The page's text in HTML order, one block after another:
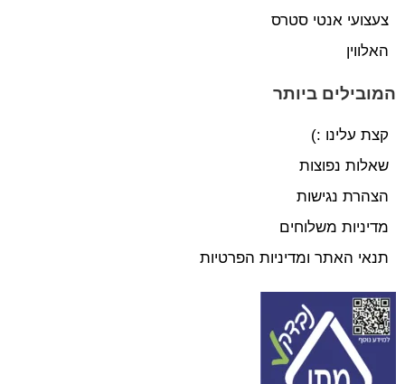
צעצועי אנטי סטרס
האלווין
המובילים ביותר
קצת עלינו :)
שאלות נפוצות
הצהרת נגישות
מדיניות משלוחים
תנאי האתר ומדיניות הפרטיות